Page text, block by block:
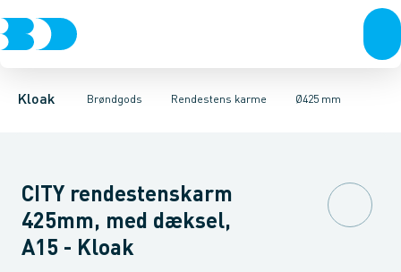
Kloak Brøndgods
Rør & fittingsBrønde BrøndgodsLinjeafvandingTanke,
Rendestens karme
Kegler, dæksler & topringeKarme & dækslerØ425 mm
Ø280 mm Ø300 mmØ315 mmØ425 mm
CITY rendestenskarm
425mm, med dæksel,
A15 - Kloak